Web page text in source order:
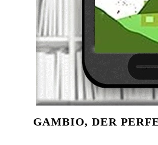
GAMBIO, DER